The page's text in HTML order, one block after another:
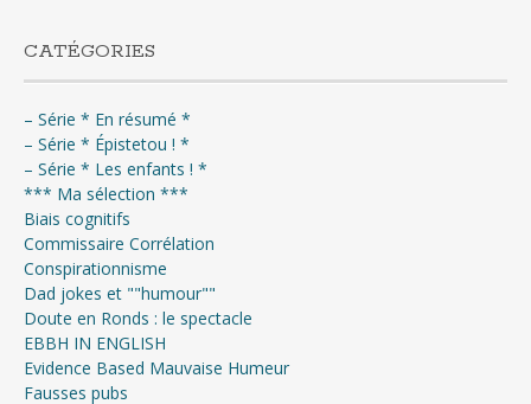
CATÉGORIES
– Série * En résumé *
– Série * Épistetou ! *
– Série * Les enfants ! *
*** Ma sélection ***
Biais cognitifs
Commissaire Corrélation
Conspirationnisme
Dad jokes et ""humour""
Doute en Ronds : le spectacle
EBBH IN ENGLISH
Evidence Based Mauvaise Humeur
Fausses pubs